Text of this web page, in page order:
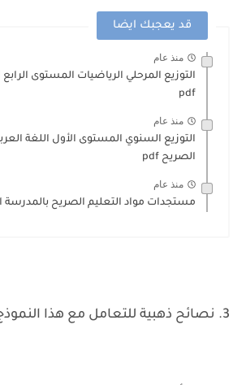
قد يعجبك ايضا
منذ عام
التوزيع المرحلي الرياضيات المستوى الرابع
pdf
منذ عام
التوزيع السنوي المستوى الأول اللغة
الصريح pdf
منذ عام
مستجدات مواد التعليم الصريح بالمدرسة
3. نصائح ذهبية للتعامل مع هذا النموذج التجريبي